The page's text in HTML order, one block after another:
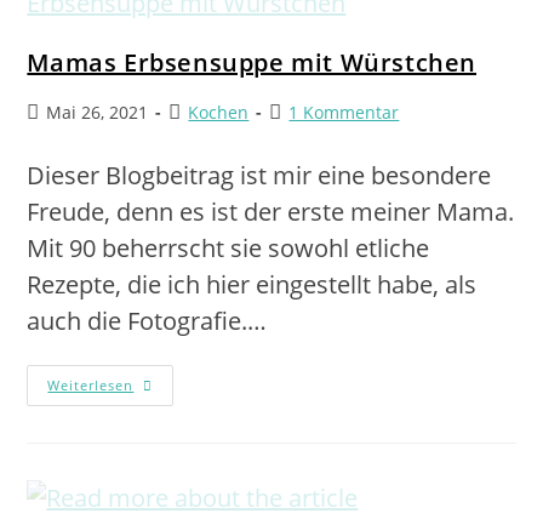
Mamas Erbsensuppe mit Würstchen
Mai 26, 2021 Kochen 1 Kommentar
Dieser Blogbeitrag ist mir eine besondere
Freude, denn es ist der erste meiner Mama.
Mit 90 beherrscht sie sowohl etliche
Rezepte, die ich hier eingestellt habe, als
auch die Fotografie.…
Weiterlesen